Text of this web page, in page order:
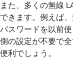
また、多くの無線
できます。例えば
パスワードを以前
側の設定が不要で
便利でしょう。